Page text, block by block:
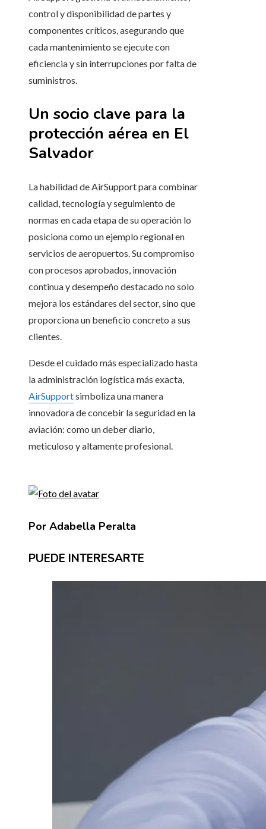
control y disponibilidad de partes y
componentes críticos, asegurando que
cada mantenimiento se ejecute con
eficiencia y sin interrupciones por falta de
suministros.
Un socio clave para la
protección aérea en El
Salvador
La habilidad de AirSupport para combinar
calidad, tecnología y seguimiento de
normas en cada etapa de su operación lo
posiciona como un ejemplo regional en
servicios de aeropuertos. Su compromiso
con procesos aprobados, innovación
continua y desempeño destacado no solo
mejora los estándares del sector, sino que
proporciona un beneficio concreto a sus
clientes.
Desde el cuidado más especializado hasta
la administración logística más exacta,
AirSupportsimboliza una manera
innovadora de concebir la seguridad en la
aviación: como un deber diario,
meticuloso y altamente profesional.
Por Adabella Peralta
PUEDE INTERESARTE